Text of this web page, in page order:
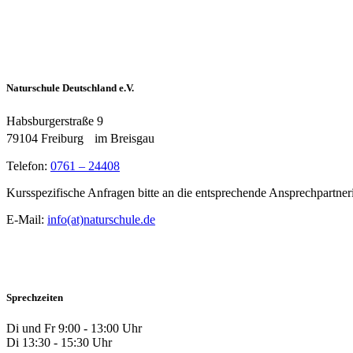
Naturschule Deutschland e.V.
Habsburgerstraße 9
79104 Freiburg im Breisgau
Telefon: 0761 – 24408
Kursspezifische Anfragen bitte an die entsprechende
E-Mail: info(at)naturschule.de
Sprechzeiten
Di und Fr 9:00 - 13:00 Uhr
Di 13:30 - 15:30 Uhr